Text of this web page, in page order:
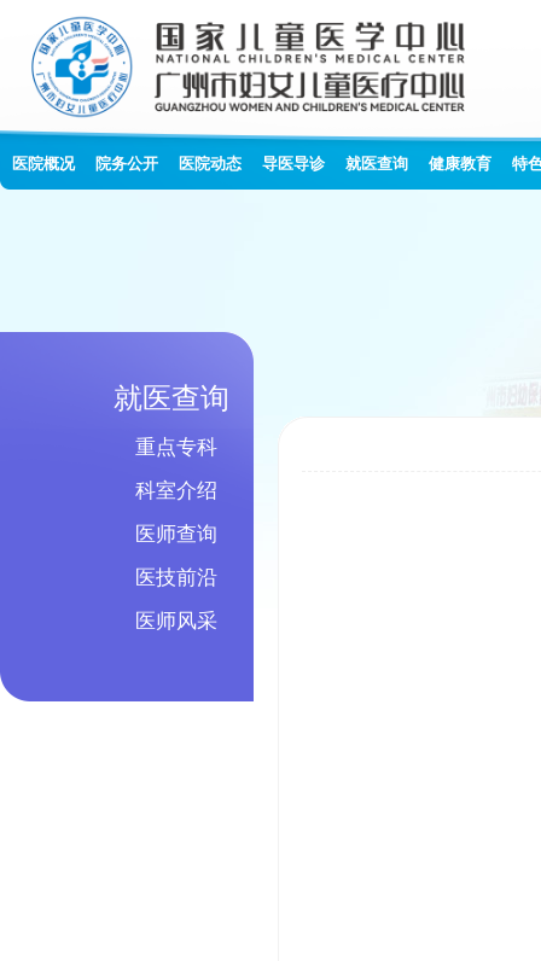
医院概况 院务公开 医院动态 导医导诊 就医查询 健康教育 特
就医查询
重点专科
科室介绍
医师查询
医技前沿
医师风采